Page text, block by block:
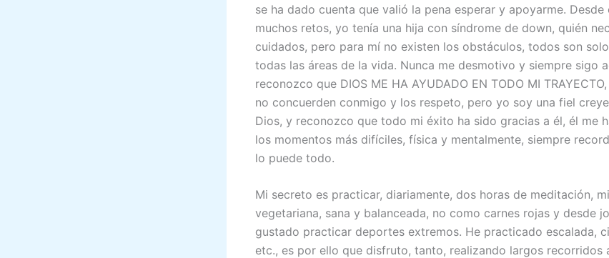
se ha dado cuenta que valió la pena esperar y apoyarme.
muchos retos, yo tenía una hija con síndrome de down, quién
cuidados, pero para mí no existen los obstáculos, todos son
todas las áreas de la vida. Nunca me desmotivo y siempre sigo
reconozco que DIOS ME HA AYUDADO EN TODO MI
no concuerden conmigo y los respeto, pero yo soy una fiel
Dios, y reconozco que todo mi éxito ha sido gracias a él, él me
los momentos más difíciles, física y mentalmente, siempre
lo puede todo.
Mi secreto es practicar, diariamente, dos horas de meditación,
vegetariana, sana y balanceada, no como carnes rojas y desde
gustado practicar deportes extremos. He practicado escalada,
etc., es por ello que disfruto, tanto, realizando largos recorridos